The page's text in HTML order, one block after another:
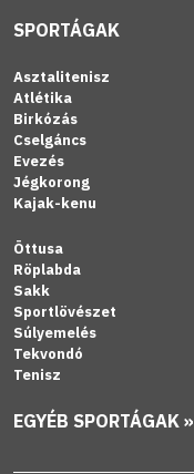
SPORTÁGAK
Asztalitenisz
Atlétika
Birkózás
Cselgáncs
Evezés
Jégkorong
Kajak-kenu
Öttusa
Röplabda
Sakk
Sportlövészet
Súlyemelés
Tekvondó
Tenisz
EGYÉB SPORTÁGAK »